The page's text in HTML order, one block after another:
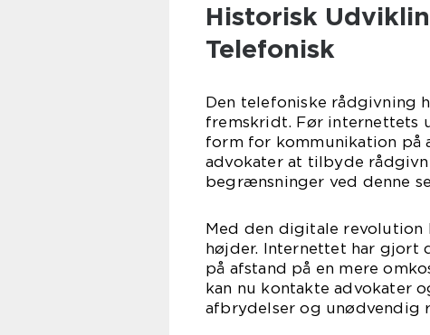
Historisk
Telefonisk
Den telefoniske rådgivning
fremskridt. Før internettets
form for kommunikation
advokater at tilbyde
begrænsninger ved denne
Med den digitale revolution
højder. Internettet har gjort
på afstand på en mere
kan nu kontakte advokater
afbrydelser og unødvendig